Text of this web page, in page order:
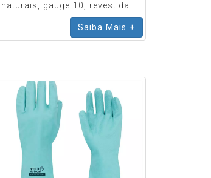
naturais, gauge 10, revestida
com borracha vulcanizada na
palma, punho com fibras
elásticas e acab
Saiba Mais +